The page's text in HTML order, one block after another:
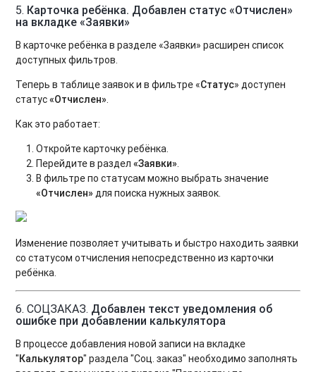
5. Карточка ребёнка. Добавлен статус «Отчислен»
на вкладке «Заявки»
В карточке ребёнка в разделе «Заявки» расширен список
доступных фильтров.
Теперь в таблице заявок и в фильтре «Статус» доступен
статус«Отчислен».
Как это работает:
Откройте карточку ребёнка.
Перейдите в раздел«Заявки».
В фильтре по статусам можно выбрать значение
«Отчислен» для поиска нужных заявок.
Изменение позволяет учитывать и быстро находить заявки
со статусом отчисления непосредственно из карточки
ребёнка.
6. СОЦЗАКАЗ. Добавлен текст уведомления об
ошибке при добавлении калькулятора
В процессе добавления новой записи на вкладке
"Калькулятор" раздела "Соц. заказ" необходимо заполнять